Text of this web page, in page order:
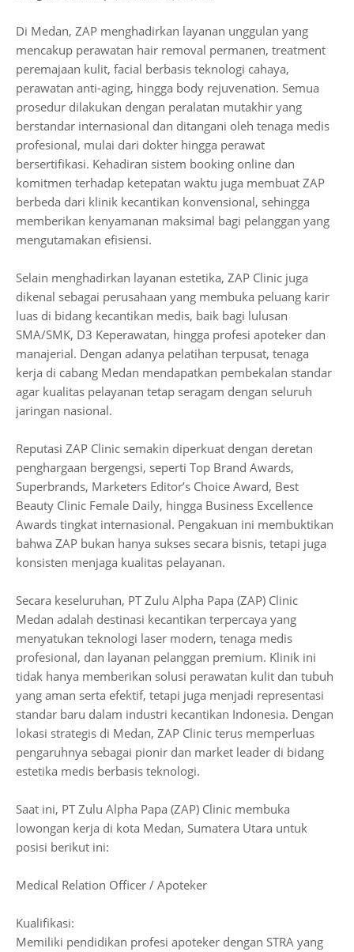
Di Medan, ZAP menghadirkan layanan unggulan yang
mencakup perawatan hair removal permanen, treatment
peremajaan kulit, facial berbasis teknologi cahaya,
perawatan anti-aging, hingga body rejuvenation. Semua
prosedur dilakukan dengan peralatan mutakhir yang
berstandar internasional dan ditangani oleh tenaga medis
profesional, mulai dari dokter hingga perawat
bersertifikasi. Kehadiran sistem booking online dan
komitmen terhadap ketepatan waktu juga membuat ZAP
berbeda dari klinik kecantikan konvensional, sehingga
memberikan kenyamanan maksimal bagi pelanggan yang
mengutamakan efisiensi.
Selain menghadirkan layanan estetika, ZAP Clinic juga
dikenal sebagai perusahaan yang membuka peluang karir
luas di bidang kecantikan medis, baik bagi lulusan
SMA/SMK, D3 Keperawatan, hingga profesi apoteker dan
manajerial. Dengan adanya pelatihan terpusat, tenaga
kerja di cabang Medan mendapatkan pembekalan standar
agar kualitas pelayanan tetap seragam dengan seluruh
jaringan nasional.
Reputasi ZAP Clinic semakin diperkuat dengan deretan
penghargaan bergengsi, seperti Top Brand Awards,
Superbrands, Marketers Editor’s Choice Award, Best
Beauty Clinic Female Daily, hingga Business Excellence
Awards tingkat internasional. Pengakuan ini membuktikan
bahwa ZAP bukan hanya sukses secara bisnis, tetapi juga
konsisten menjaga kualitas pelayanan.
Secara keseluruhan, PT Zulu Alpha Papa (ZAP) Clinic
Medan adalah destinasi kecantikan terpercaya yang
menyatukan teknologi laser modern, tenaga medis
profesional, dan layanan pelanggan premium. Klinik ini
tidak hanya memberikan solusi perawatan kulit dan tubuh
yang aman serta efektif, tetapi juga menjadi representasi
standar baru dalam industri kecantikan Indonesia. Dengan
lokasi strategis di Medan, ZAP Clinic terus memperluas
pengaruhnya sebagai pionir dan market leader di bidang
estetika medis berbasis teknologi.
Saat ini, PT Zulu Alpha Papa (ZAP) Clinic membuka
lowongan kerja di kota Medan, Sumatera Utara untuk
posisi berikut ini:
Medical Relation Officer / Apoteker
Kualifikasi:
Memiliki pendidikan profesi apoteker dengan STRA yang